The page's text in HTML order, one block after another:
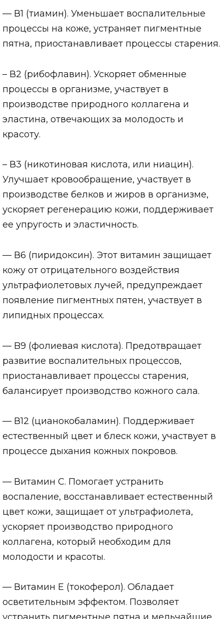
— В1 (тиамин). Уменьшает воспалительные
процессы на коже, устраняет пигментные
пятна, приостанавливает процессы старения.
– В2 (рибофлавин). Ускоряет обменные
процессы в организме, участвует в
производстве природного коллагена и
эластина, отвечающих за молодость и
красоту.
– В3 (никотиновая кислота, или ниацин).
Улучшает кровообращение, участвует в
производстве белков и жиров в организме,
ускоряет регенерацию кожи, поддерживает
ее упругость и эластичность.
— В6 (пиридоксин). Этот витамин защищает
кожу от отрицательного воздействия
ультрафиолетовых лучей, предупреждает
появление пигментных пятен, участвует в
липидных процессах.
— B9 (фолиевая кислота). Предотвращает
развитие воспалительных процессов,
приостанавливает процессы старения,
балансирует производство кожного сала.
— В12 (цианокобаламин). Поддерживает
естественный цвет и блеск кожи, участвует в
процессе дыхания кожных покровов.
— Витамин С. Помогает устранить
воспаление, восстанавливает естественный
цвет кожи, защищает от ультрафиолета,
ускоряет производство природного
коллагена, который необходим для
молодости и красоты.
— Витамин Е (токоферол). Обладает
осветительным эффектом. Позволяет